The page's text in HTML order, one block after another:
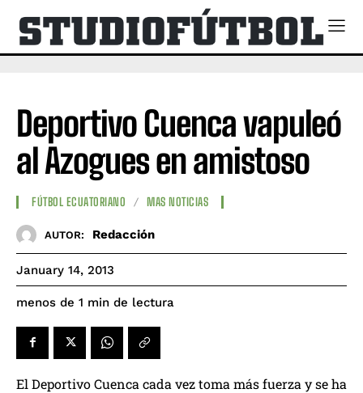
Deportivo Cuenca vapuleó
al Azogues en amistoso
FÚTBOL ECUATORIANO MAS NOTICIAS
AUTOR: Redacción
January 14, 2013
menos de 1 min de lectura
El Deportivo Cuenca cada vez toma más fuerza y se ha